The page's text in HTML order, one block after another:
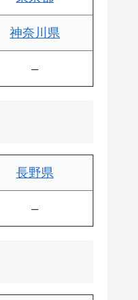
神奈川県
–
長野県
–